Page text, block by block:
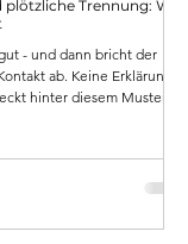
Trennung: Wie
- und dann bricht der
ab. Keine Erklärung,
hinter diesem Muster?
Trennungen führt -
umgehen können.